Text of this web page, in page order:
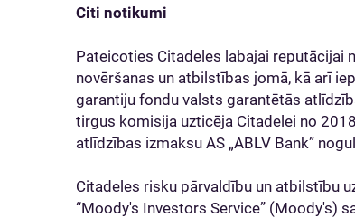
Citi notikumi
Pateicoties Citadeles labajai reputācijai
novēršanas un atbilstības jomā, kā arī
garantiju fondu valsts garantētās
tirgus komisija uzticēja Citadelei no
atlīdzības izmaksu AS „ABLV Bank”
Citadeles risku pārvaldību un atbilstību
“Moody's Investors Service” (Moody's)